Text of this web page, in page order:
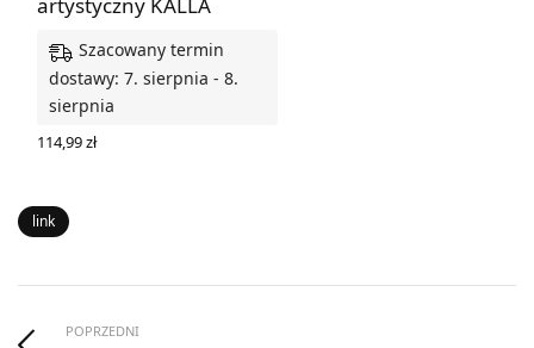
artystyczny KALLA
Szacowany termin
dostawy: 7. sierpnia - 8.
sierpnia
114,99zł
link
POPRZEDNI